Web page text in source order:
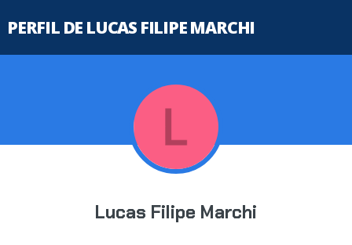
PERFIL DE LUCAS FILIPE MARCHI
Lucas Filipe Marchi